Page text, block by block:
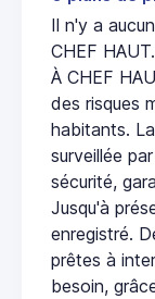
Il n'y a
CHEF HAUT.
À CHEF
des risques
habitants.
surveillée
sécurité,
Jusqu'à
enregistré.
prêtes à
besoin,